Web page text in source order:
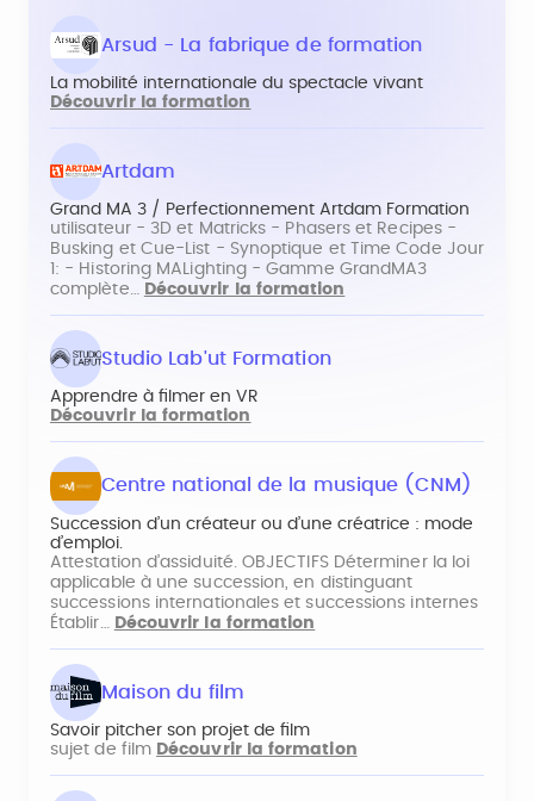
Arsud - La fabrique de formation
La mobilité internationale du spectacle vivant
Découvrir la formation
Artdam
Grand MA 3 / Perfectionnement Artdam Formation
utilisateur - 3D et Matricks - Phasers et Recipes -
Busking et Cue-List - Synoptique et Time Code Jour
1: - Historing MALighting - Gamme GrandMA3
complète… Découvrir la formation
Studio Lab'ut Formation
Apprendre à filmer en VR
Découvrir la formation
Centre national de la musique (CNM)
Succession d’un créateur ou d’une créatrice : mode
d’emploi.
Attestation d’assiduité. OBJECTIFS Déterminer la loi
applicable à une succession, en distinguant
successions internationales et successions internes
Établir…
Découvrir la formation
Maison du film
Savoir pitcher son projet de film
sujet de film Découvrir la formation